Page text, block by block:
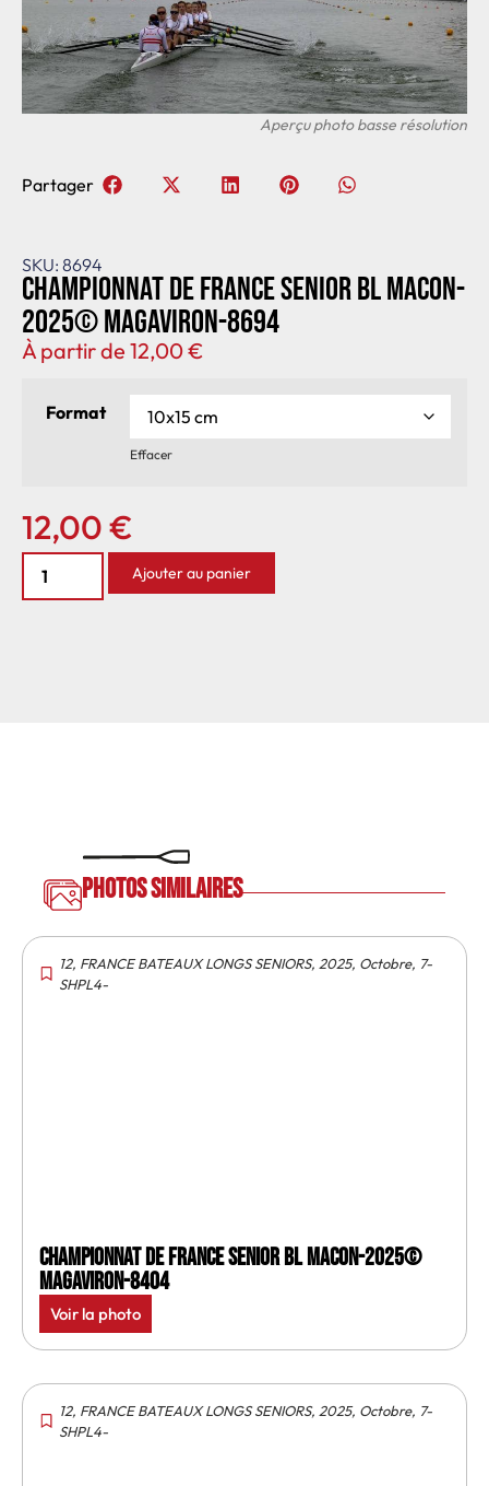
SKU: 8694
Championnat de France senior BL Macon-
2025© MagAviron-8694
À partir de 12,00€
Format
Effacer
12,00€
Ajouter au panier
Partager
Photos similaires
12, FRANCE BATEAUX LONGS SENIORS, 2025, Octobre, 7-
SHPL4-
Championnat de France senior BL Macon-2025©
MagAviron-8404
Voir la photo
12, FRANCE BATEAUX LONGS SENIORS, 2025, Octobre, 7-
SHPL4-